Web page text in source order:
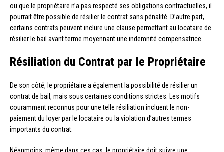
ou que le propriétaire n’a pas respecté ses obligations contractuelles, il
pourrait être possible de résilier le contrat sans pénalité. D’autre part,
certains contrats peuvent inclure une clause permettant au locataire de
résilier le bail avant terme moyennant une indemnité compensatrice.
Résiliation du Contrat par le Propriétaire
De son côté, le propriétaire a également la possibilité de résilier un
contrat de bail, mais sous certaines conditions strictes. Les motifs
couramment reconnus pour une telle résiliation incluent le non-
paiement du loyer par le locataire ou la violation d’autres termes
importants du contrat.
Néanmoins, même dans ces cas, le propriétaire doit suivre une